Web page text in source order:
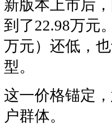
新版本上市后
到了22.98万元
万元）还低，
型。
这一价格锚定
户群体。